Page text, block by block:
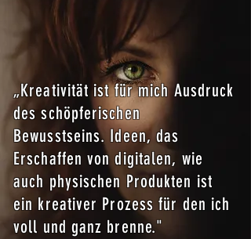
„Kreativität ist für mich Ausdruck
des schöpferischen
Bewusstseins. Ideen, das
Erschaffen von digitalen, wie
auch physischen Produkten ist
ein kreativer Prozess für den ich
voll und ganz brenne."